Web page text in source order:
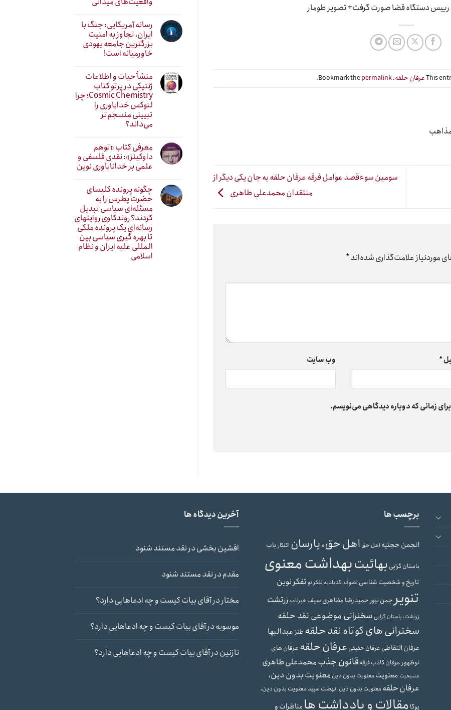
Thisعرفان حلقه. Bookmark the
permalink
.
سومین سوءقصد عوامل فرقه عرفان حلقه به جان یکی دیگر از
منتقدان محمدعلی طاهری
موردنیاز علامت‌گذاری شده‌اند*
* وب‌ سایت
زمانی که دوباره دیدگاهی می‌نویسم.
رسانه آمریکایی: جنگ با
ایران، تجاوز به امنیت
بزرگترین جامعه یهودی
خاورمیانه است!
منشأ حیات و اطلاعات
ژنتیکی در پرتو کتاب
Cosmic Chemistry؛ چرا
لنوکس خداباوری را
تبیینی منسجم‌تر
می‌داند؟
معرفی کتاب «توهم
داوکینز»: نقدی فلسفی و
علمی بر خداناباوری نوین
چگونه پرونده کلیسای
حضرت پطرس را به
مسئله‌ای سیاسی تبدیل
کردند؟ روندکاوی روایتهای
رسانه‌ایِ یک پرونده ملکی
تا بهره گیری سیاسی بین
المللی علیه ایران و نظام
اسلامی
برچسب ها
انجمن حجتیه اهل حق اهل حق، یارسان اکنکارباب
باستان گرایی بهائیتبهداشت معنوی
تاریخ و شخصیت شناسی تصوف، گنابادیه تفکر نوتفکر نوین
تنویرجمن نیوزحمیدرضا مظاهری سیفخبرنامهزرتشت
زرتشت، باستان گرایی سخنرانی موضوعی نقد حلقه
سخنرانی های کوتاه نقد حلقه طنزعبدالبها
عرفان التقاطی عرفان حقیقی عرفان حلقه عرفان های
نوظهورعرفان کاذبفرقه قانون جذبمحمدعلی طاهری
مسیحیت معنویت معنویت بدون دین معنویت بدون دین،
عرفان حلقه معنویت بدون دین، نهضت سپیدمعنویت بدون دین،
یوگا مقالات و یادداشت هامناظرات و
آخرین دیدگاه ها
افشین بخشیدرنقد مستند شنود
مقدمدرنقد مستند شنود
مختاردرآقای بیات کیست و چه ادعاهایی دارد؟
موسویهدرآقای بیات کیست و چه ادعاهایی دارد؟
نازنیندرآقای بیات کیست و چه ادعاهایی دارد؟